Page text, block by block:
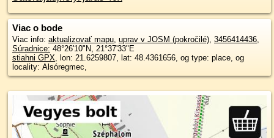
Viac o bode
Viac info: aktualizovať mapu, uprav v JOSM (pokročilé), 3456414436,
Súradnice: 48°26'10"N, 21°37'33"E
stiahni GPX, lon: 21.6259807, lat: 48.4361656, og type: place, og
locality: Alsóregmec,